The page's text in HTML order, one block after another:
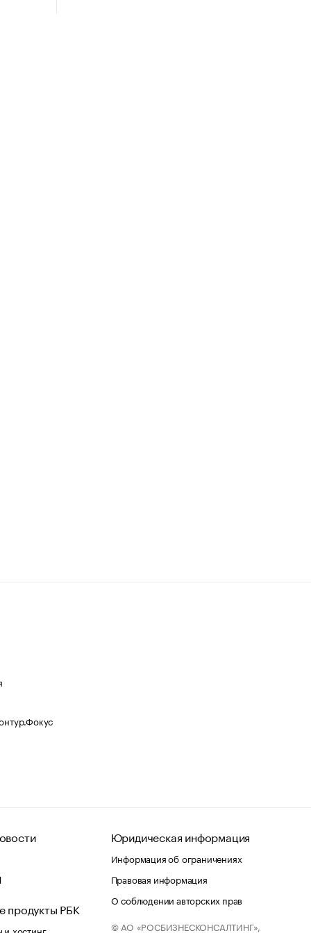
продукты РБК
хостинг
Юридическая информация
Информация об ограничениях
Правовая информация
О соблюдении авторских прав
© АО «РОСБИЗНЕСКОНСАЛТИНГ»,